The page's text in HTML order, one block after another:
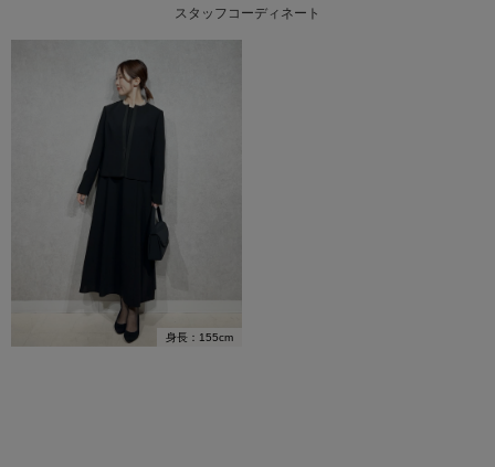
スタッフコーディネート
身長：155cm